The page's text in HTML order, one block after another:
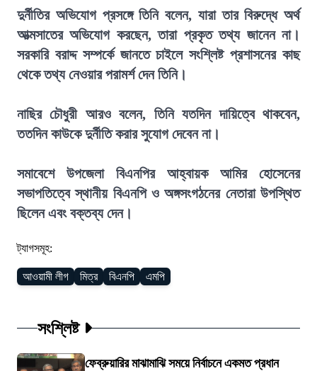
দুর্নীতির অভিযোগ প্রসঙ্গে তিনি বলেন, যারা তার বিরুদ্ধে অর্থ
আত্মসাতের অভিযোগ করছেন, তারা প্রকৃত তথ্য জানেন না।
সরকারি বরাদ্দ সম্পর্কে জানতে চাইলে সংশ্লিষ্ট প্রশাসনের কাছ
থেকে তথ্য নেওয়ার পরামর্শ দেন তিনি।
নাছির চৌধুরী আরও বলেন, তিনি যতদিন দায়িত্বে থাকবেন,
ততদিন কাউকে দুর্নীতি করার সুযোগ দেবেন না।
সমাবেশে উপজেলা বিএনপির আহ্বায়ক আমির হোসেনের
সভাপতিত্বে স্থানীয় বিএনপি ও অঙ্গসংগঠনের নেতারা উপস্থিত
ছিলেন এবং বক্তব্য দেন।
ট্যাগসমূহ:
আওয়ামী লীগ মিত্র বিএনপি এমপি
সংশ্লিষ্ট
ফেব্রুয়ারির মাঝামাঝি সময়ে নির্বাচনে একমত প্রধান